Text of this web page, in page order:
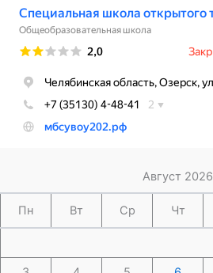
Август 2026
Пн Вт Ср Чт